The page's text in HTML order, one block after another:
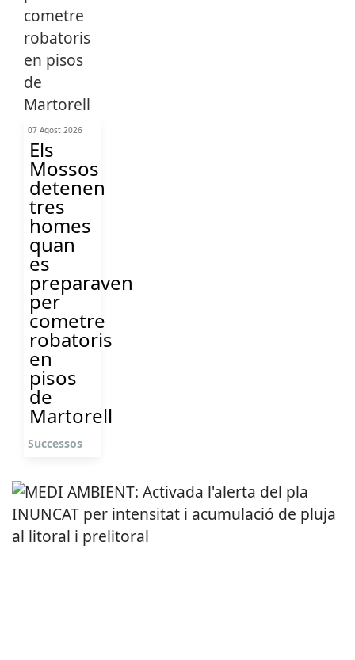
07 Agost 2026
Els
Mossos
detenen
tres
homes
quan
es
preparaven
per
cometre
robatoris
en
pisos
de
Martorell
Successos